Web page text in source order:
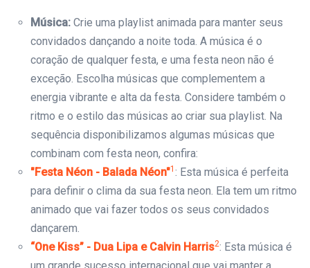
Música: Crie uma playlist animada para manter seus
convidados dançando a noite toda. A música é o
coração de qualquer festa, e uma festa neon não é
exceção. Escolha músicas que complementem a
energia vibrante e alta da festa. Considere também o
ritmo e o estilo das músicas ao criar sua playlist. Na
sequência disponibilizamos algumas músicas que
combinam com festa neon, confira:
"Festa Néon - Balada Néon"1 : Esta música é perfeita
para definir o clima da sua festa neon. Ela tem um ritmo
animado que vai fazer todos os seus convidados
dançarem.
“One Kiss” - Dua Lipa e Calvin Harris2: Esta música é
um grande sucesso internacional que vai manter a